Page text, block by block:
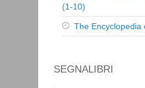
(1-10)
The Encyclopedia
SEGNALIBRI